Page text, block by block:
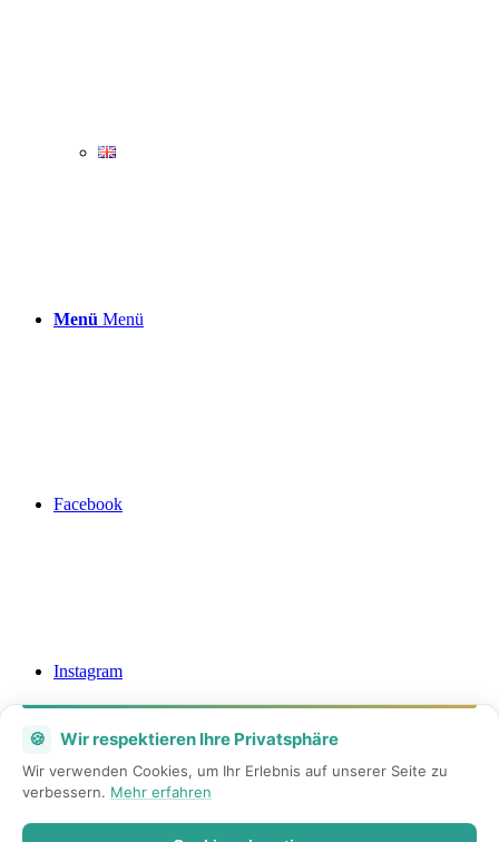
Menü Menü
Facebook
Instagram
🍪 Wir respektieren Ihre Privatsphäre
Wir verwenden Cookies, um Ihr Erlebnis auf unserer Seite zu
verbessern. Mehr erfahren